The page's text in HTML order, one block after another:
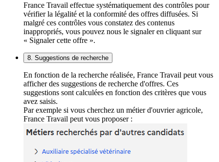
France Travail effectue systématiquement des contrôles pour
vérifier la légalité et la conformité des offres diffusées. Si
malgré ces contrôles vous constatez des contenus
inappropriés, vous pouvez nous le signaler en cliquant sur
« Signaler cette offre ».
8. Suggestions de recherche
En fonction de la recherche réalisée, France Travail peut vous
afficher des suggestions de recherche d'offres. Ces
suggestions sont calculées en fonction des critères que vous
avez saisis.
Par exemple si vous cherchez un métier d'ouvrier agricole,
France Travail peut vous proposer :